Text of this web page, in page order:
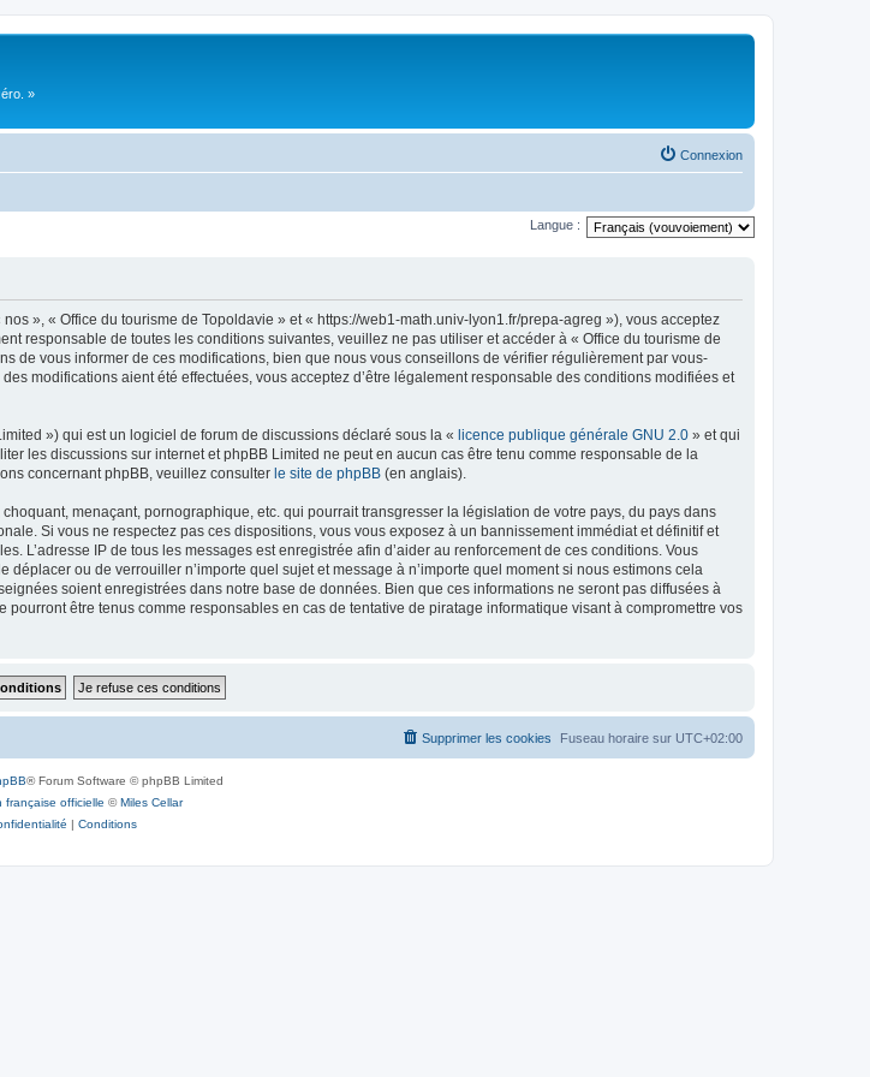
»
Connexion
Langue :
», « Office du tourisme de Topoldavie » et « https://web1-math.univ-lyon1.fr/prepa-agreg »), vous acceptez
responsable de toutes les conditions suivantes, veuillez ne pas utiliser et accéder à « Office du tourisme de
de vous informer de ces modifications, bien que nous vous conseillons de vérifier régulièrement par vous-
modifications aient été effectuées, vous acceptez d’être légalement responsable des conditions modifiées et
») qui est un logiciel de forum de discussions déclaré sous la « licence publique générale GNU 2.0 » et qui
les discussions sur internet et phpBB Limited ne peut en aucun cas être tenu comme responsable de la
concernant phpBB, veuillez consulter le site de phpBB (en anglais).
menaçant, pornographique, etc. qui pourrait transgresser la législation de votre pays, du pays dans
Si vous ne respectez pas ces dispositions, vous vous exposez à un bannissement immédiat et définitif et
L’adresse IP de tous les messages est enregistrée afin d’aider au renforcement de ces conditions. Vous
ou de verrouiller n’importe quel sujet et message à n’importe quel moment si nous estimons cela
soient enregistrées dans notre base de données. Bien que ces informations ne seront pas diffusées à
être tenus comme responsables en cas de tentative de piratage informatique visant à compromettre vos
Fuseau horaire sur UTC+02:00
Supprimer les cookies
® Forum Software © phpBB Limited
française officielle ©Miles Cellar
| Conditions